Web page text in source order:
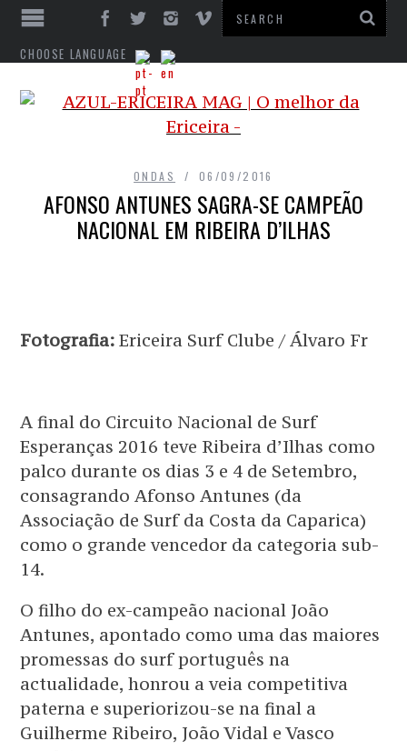
CHOOSE LANGUAGE
ONDAS 06/09/2016
AFONSO ANTUNES SAGRA-SE CAMPEÃO
NACIONAL EM RIBEIRA D’ILHAS
Fotografia: Ericeira Surf Clube / Álvaro Fr
A final do Circuito Nacional de Surf
Esperanças 2016 teve Ribeira d’Ilhas como
palco durante os dias 3 e 4 de Setembro,
consagrando Afonso Antunes (da
Associação de Surf da Costa da Caparica)
como o grande vencedor da categoria sub-
14.
O filho do ex-campeão nacional João
Antunes, apontado como uma das maiores
promessas do surf português na
actualidade, honrou a veia competitiva
paterna e superiorizou-se na final a
Guilherme Ribeiro, João Vidal e Vasco